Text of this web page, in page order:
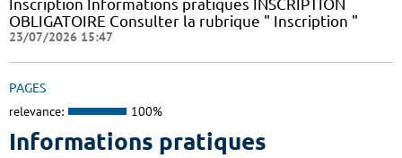
Inscription Informations pratiques ​INSCRIPTION
OBLIGATOIRE Consulter la rubrique " Inscription "
23/07/2026 15:47
PAGES
relevance: 100%
Informations pratiques